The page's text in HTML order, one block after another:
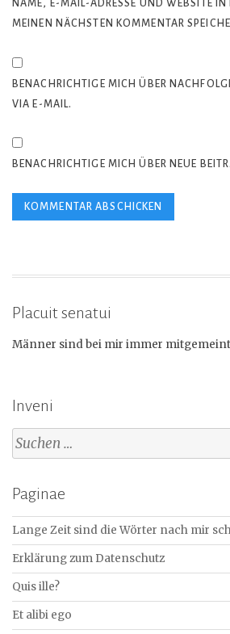
NAME, E-MAIL-ADRESSE UND WEBSITE IN
MEINEN NÄCHSTEN KOMMENTAR
BENACHRICHTIGE MICH ÜBER
VIA E-MAIL.
BENACHRICHTIGE MICH ÜBER NEUE
Placuit senatui
Männer sind bei mir immer
Inveni
Suchen
nach:
Paginae
Lange Zeit sind die Wörter nach mir
Erklärung zum Datenschutz
Quis ille?
Et alibi ego